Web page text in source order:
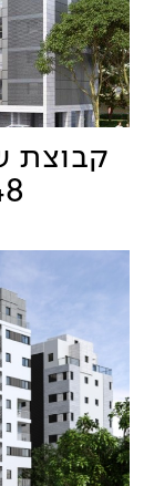
קבוצת